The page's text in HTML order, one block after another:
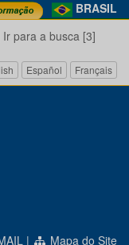
BRASIL
Ir para a busca [3]
Español Français
| Mapa do Site